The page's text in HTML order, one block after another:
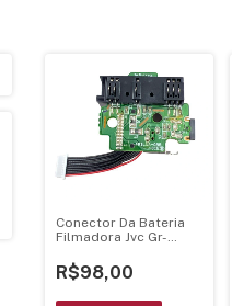
Conector Da Bateria
Filmadora Jvc Gr-
Pci Chicote Ligacao
R$98,00